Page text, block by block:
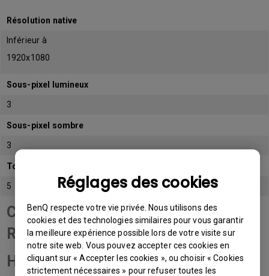
Réglages des cookies
BenQ respecte votre vie privée. Nous utilisons des
cookies et des technologies similaires pour vous garantir
la meilleure expérience possible lors de votre visite sur
notre site web. Vous pouvez accepter ces cookies en
cliquant sur « Accepter les cookies », ou choisir « Cookies
strictement nécessaires » pour refuser toutes les
Résolution native
Inférieur à
1920x1080
Sous-pixel lumineux
3
Sous-pixel sombre
3
Total de sous-pixels admissibles
5
Catégorie de panneau
Résolution Full
HD (FHD)